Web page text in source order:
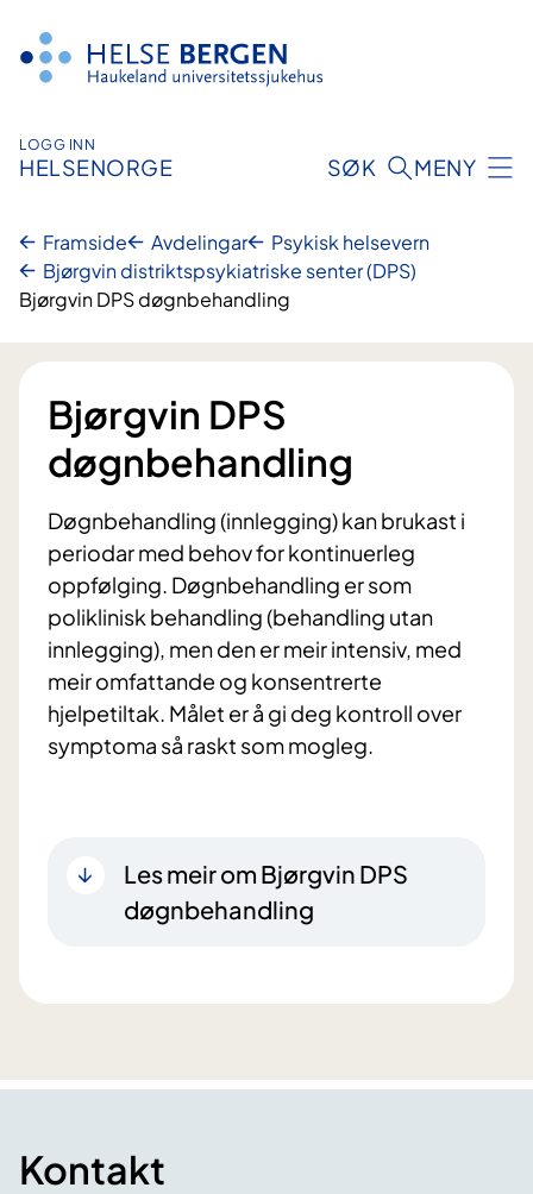
innhald
LOGG INN
HELSENORGE SØK MENY
Framside Avdelingar
Psykisk helsevern
Bjørgvin distriktspsykiatriske senter (DPS)
Bjørgvin DPS døgnbehandling
Bjørgvin DPS
døgnbehandling
Døgnbehandling (innlegging) kan brukast i
periodar med behov for kontinuerleg
oppfølging. Døgnbehandling er som
poliklinisk behandling (behandling utan
innlegging), men den er meir intensiv, med
meir omfattande og konsentrerte
hjelpetiltak. Målet er å gi deg kontroll over
symptoma så raskt som mogleg.
Les meir om Bjørgvin DPS
døgnbehandling
Kontakt